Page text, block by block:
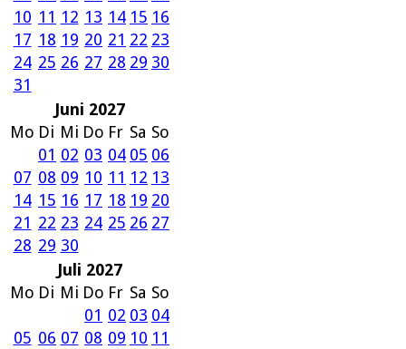
10 11 12 13 14 15 16
17 18 19 20 21 22 23
24 25 26 27 28 29 30
31
Juni 2027
Mo Di Mi Do Fr Sa So
01 02 03 04 05 06
07 08 09 10 11 12 13
14 15 16 17 18 19 20
21 22 23 24 25 26 27
28 29 30
Juli 2027
Mo Di Mi Do Fr Sa So
01 02 03 04
05 06 07 08 09 10 11